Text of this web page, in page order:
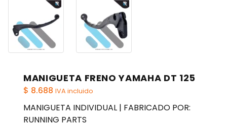
MANIGUETA FRENO YAMAHA DT 125
$ 8.688 IVA incluido
MANIGUETA INDIVIDUAL | FABRICADO POR:
RUNNING PARTS